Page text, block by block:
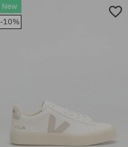
Elérhető méretek:
37; 37.5; 38; 40; 40.5; 42; 42.5;
New
-10%